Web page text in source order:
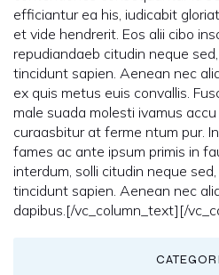
efficiantur ea his, iudicabit
et vide hendrerit. Eos alii cibo
repudiandaeb citudin neque
tincidunt sapien. Aenean nec
ex quis metus euis convallis.
male suada molesti ivamus
curaasbitur at ferme ntum pur.
fames ac ante ipsum primis in
interdum, solli citudin neque
tincidunt sapien. Aenean nec
dapibus.[/vc_column_text][/